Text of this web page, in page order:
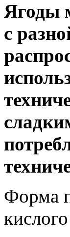
Ягоды
с
Форма